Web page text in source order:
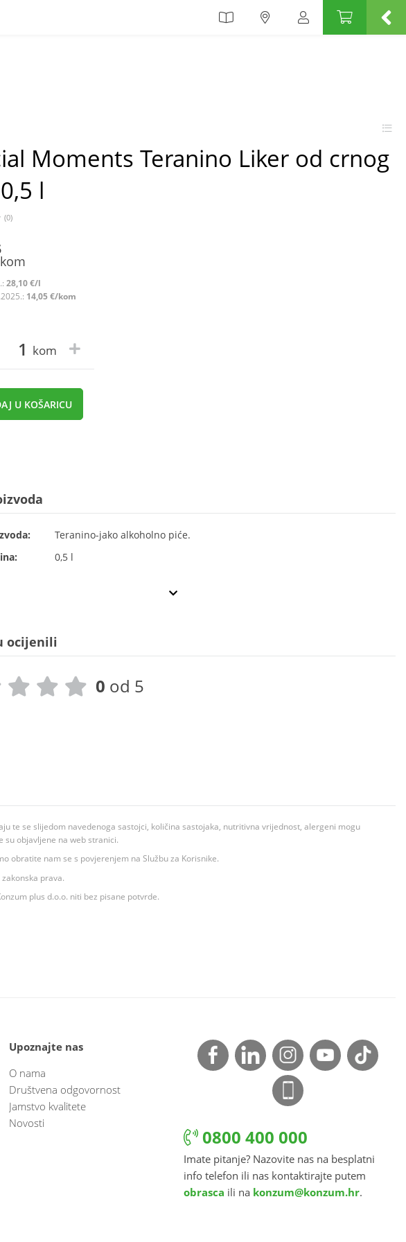
Moments Teranino Liker od crnog
l
(0)
28,10 €/l
14,05 €/kom
kom
U KOŠARICU
Teranino-jako alkoholno piće.
0,5 l
ocijenili
0 od 5
te se slijedom navedenoga sastojci, količina sastojaka, nutritivna vrijednost, alergeni mogu
objavljene na web stranici.
obratite nam se s povjerenjem na Službu za Korisnike.
prava.
plus d.o.o. niti bez pisane potvrde.
Upoznajte nas
O nama
Društvena odgovornost
Jamstvo kvalitete
Novosti
0800 400 000
Imate pitanje? Nazovite nas na besplatni
info telefon ili nas kontaktirajte putem
obrasca ili na konzum@konzum.hr.